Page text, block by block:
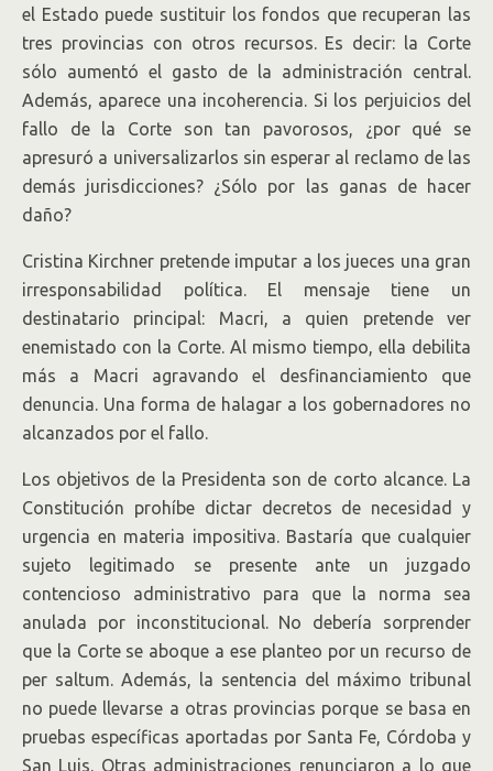
el Estado puede sustituir los fondos que recuperan las
tres provincias con otros recursos. Es decir: la Corte
sólo aumentó el gasto de la administración central.
Además, aparece una incoherencia. Si los perjuicios del
fallo de la Corte son tan pavorosos, ¿por qué se
apresuró a universalizarlos sin esperar al reclamo de las
demás jurisdicciones? ¿Sólo por las ganas de hacer
daño?
Cristina Kirchner pretende imputar a los jueces una gran
irresponsabilidad política. El mensaje tiene un
destinatario principal: Macri, a quien pretende ver
enemistado con la Corte. Al mismo tiempo, ella debilita
más a Macri agravando el desfinanciamiento que
denuncia. Una forma de halagar a los gobernadores no
alcanzados por el fallo.
Los objetivos de la Presidenta son de corto alcance. La
Constitución prohíbe dictar decretos de necesidad y
urgencia en materia impositiva. Bastaría que cualquier
sujeto legitimado se presente ante un juzgado
contencioso administrativo para que la norma sea
anulada por inconstitucional. No debería sorprender
que la Corte se aboque a ese planteo por un recurso de
per saltum. Además, la sentencia del máximo tribunal
no puede llevarse a otras provincias porque se basa en
pruebas específicas aportadas por Santa Fe, Córdoba y
San Luis. Otras administraciones renunciaron a lo que